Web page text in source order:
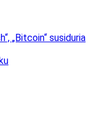
„Bitcoin“ susiduria